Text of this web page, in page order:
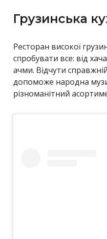
Грузинська
Ресторан високої
спробувати все: від
ачми. Відчути
допоможе народна
різноманітний